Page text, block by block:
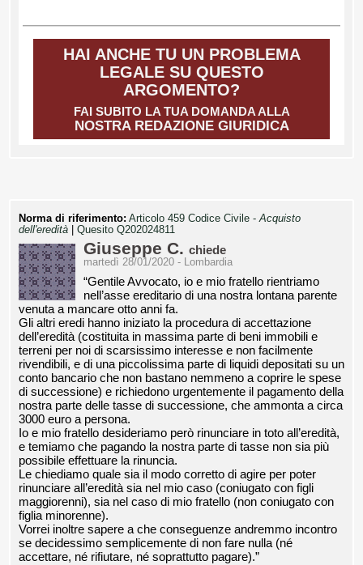
HAI ANCHE TU UN PROBLEMA
LEGALE SU QUESTO
ARGOMENTO?
FAI SUBITO LA TUA DOMANDA ALLA
NOSTRA REDAZIONE GIURIDICA
Norma di riferimento: Articolo 459 Codice Civile -Acquisto
dell'eredità
Quesito Q202024811
Giuseppe C. chiede
martedì 28/01/2020 - Lombardia
“Gentile Avvocato, io e mio fratello rientriamo
nell’asse ereditario di una nostra lontana parente
venuta a mancare otto anni fa.
Gli altri eredi hanno iniziato la procedura di accettazione
dell’eredità (costituita in massima parte di beni immobili e
terreni per noi di scarsissimo interesse e non facilmente
rivendibili, e di una piccolissima parte di liquidi depositati su un
conto bancario che non bastano nemmeno a coprire le spese
di successione) e richiedono urgentemente il pagamento della
nostra parte delle tasse di successione, che ammonta a circa
3000 euro a persona.
Io e mio fratello desideriamo però rinunciare in toto all’eredità,
e temiamo che pagando la nostra parte di tasse non sia più
possibile effettuare la rinuncia.
Le chiediamo quale sia il modo corretto di agire per poter
rinunciare all’eredità sia nel mio caso (coniugato con figli
maggiorenni), sia nel caso di mio fratello (non coniugato con
figlia minorenne).
Vorrei inoltre sapere a che conseguenze andremmo incontro
se decidessimo semplicemente di non fare nulla (né
accettare, né rifiutare, né soprattutto pagare).”